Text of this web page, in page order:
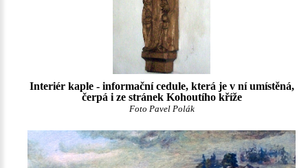
Interiér kaple - informační cedule, která je v ní umístěná,
čerpá i ze stránek Kohoutího kříže
Foto Pavel Polák